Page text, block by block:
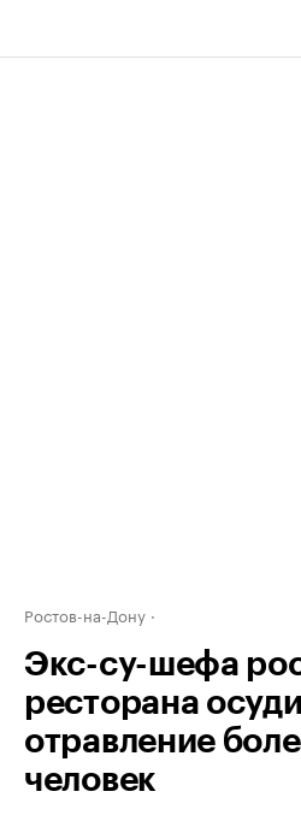
Ростов-на-Дону
Экс-су-шефа
ресторана
отравление
человек